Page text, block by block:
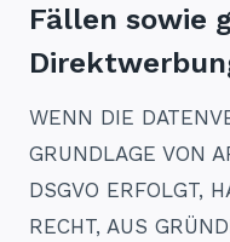
Fällen sowie
WENN DIE
GRUNDLAGE VON
DSGVO ERFOLGT,
RECHT, AUS